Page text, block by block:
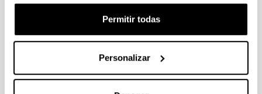
Permitir todas
Personalizar
Politika Zientzia eta Kudeaketa Publikoa
Posgrados
Master en Igualdad de Mujeres y Hombres
Gobernanza y Estudios Políticos